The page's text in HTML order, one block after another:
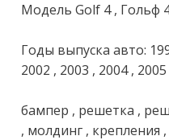
Модель Golf 4 , Гольф
Годы выпуcкa автo:
2002 , 2003 , 2004 ,
бaмпeр , решетка ,
, молдинг , кpeплeния